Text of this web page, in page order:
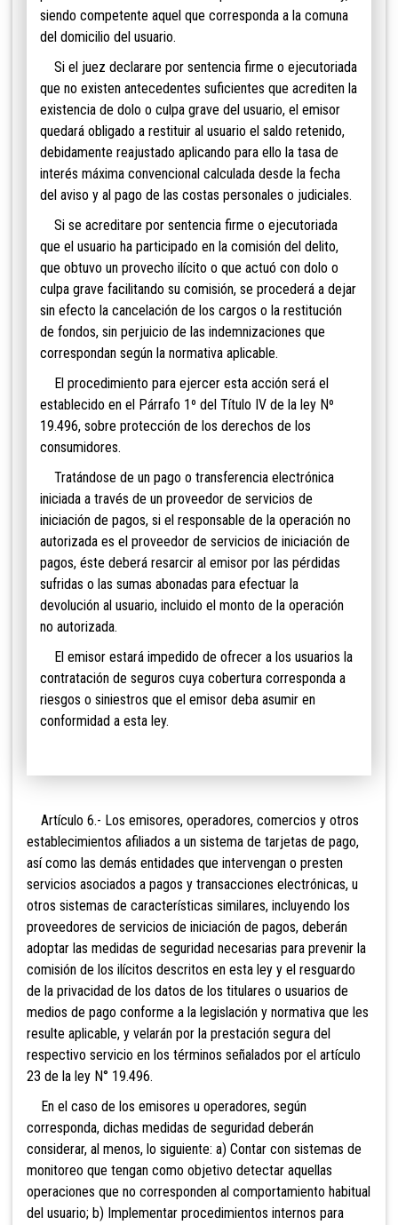
siendo competente aquel que corresponda a la comuna
del domicilio del usuario.
Si el juez declarare por sentencia firme o ejecutoriada
que no existen antecedentes suficientes que acrediten la
existencia de dolo o culpa grave del usuario, el emisor
quedará obligado a restituir al usuario el saldo retenido,
debidamente reajustado aplicando para ello la tasa de
interés máxima convencional calculada desde la fecha
del aviso y al pago de las costas personales o judiciales.
Si se acreditare por sentencia firme o ejecutoriada
que el usuario ha participado en la comisión del delito,
que obtuvo un provecho ilícito o que actuó con dolo o
culpa grave facilitando su comisión, se procederá a dejar
sin efecto la cancelación de los cargos o la restitución
de fondos, sin perjuicio de las indemnizaciones que
correspondan según la normativa aplicable.
El procedimiento para ejercer esta acción será el
establecido en el Párrafo 1º del Título IV de la ley Nº
19.496, sobre protección de los derechos de los
consumidores.
Tratándose de un pago o transferencia electrónica
iniciada a través de un proveedor de servicios de
iniciación de pagos, si el responsable de la operación no
autorizada es el proveedor de servicios de iniciación de
pagos, éste deberá resarcir al emisor por las pérdidas
sufridas o las sumas abonadas para efectuar la
devolución al usuario, incluido el monto de la operación
no autorizada.
El emisor estará impedido de ofrecer a los usuarios la
contratación de seguros cuya cobertura corresponda a
riesgos o siniestros que el emisor deba asumir en
conformidad a esta ley.
Artículo 6.- Los emisores, operadores, comercios y otros
establecimientos afiliados a un sistema de tarjetas de pago,
así como las demás entidades que intervengan o presten
servicios asociados a pagos y transacciones electrónicas, u
otros sistemas de características similares, incluyendo los
proveedores de servicios de iniciación de pagos, deberán
adoptar las medidas de seguridad necesarias para prevenir la
comisión de los ilícitos descritos en esta ley y el resguardo
de la privacidad de los datos de los titulares o usuarios de
medios de pago conforme a la legislación y normativa que les
resulte aplicable, y velarán por la prestación segura del
respectivo servicio en los términos señalados por el artículo
23 de la ley N° 19.496.
En el caso de los emisores u operadores, según
corresponda, dichas medidas de seguridad deberán
considerar, al menos, lo siguiente: a) Contar con sistemas de
monitoreo que tengan como objetivo detectar aquellas
operaciones que no corresponden al comportamiento habitual
del usuario; b) Implementar procedimientos internos para